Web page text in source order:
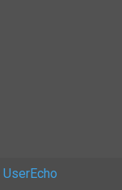
UserEcho